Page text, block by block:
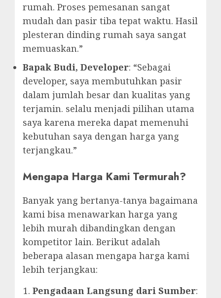
rumah. Proses pemesanan sangat
mudah dan pasir tiba tepat waktu. Hasil
plesteran dinding rumah saya sangat
memuaskan.”
Bapak Budi, Developer: “Sebagai
developer, saya membutuhkan pasir
dalam jumlah besar dan kualitas yang
terjamin. selalu menjadi pilihan utama
saya karena mereka dapat memenuhi
kebutuhan saya dengan harga yang
terjangkau.”
Mengapa Harga Kami Termurah?
Banyak yang bertanya-tanya bagaimana
kami bisa menawarkan harga yang
lebih murah dibandingkan dengan
kompetitor lain. Berikut adalah
beberapa alasan mengapa harga kami
lebih terjangkau:
Pengadaan Langsung dari Sumber: